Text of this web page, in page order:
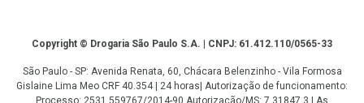
CopyrightCopyright © Drogaria São Paulo S.A. | CNPJ: 61.412.110/0565-33
São Paulo - SP: Avenida Renata, 60, Chácara Belenzinho - Vila Formosa
Gislaine Lima Meo CRF 40.354 | 24 horas| Autorização de funcionamento: